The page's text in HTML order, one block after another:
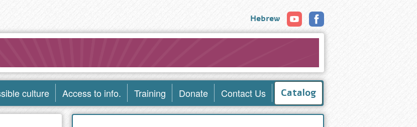
Hebrew
culture Access to info. Training Donate Contact Us Catalog